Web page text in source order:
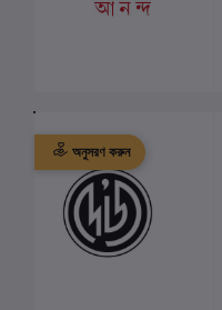
অনুসরণ করুন